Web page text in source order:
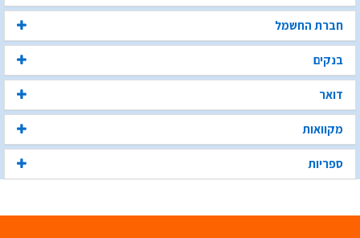
חברת החשמל
בנקים
דואר
מקוואות
ספריות